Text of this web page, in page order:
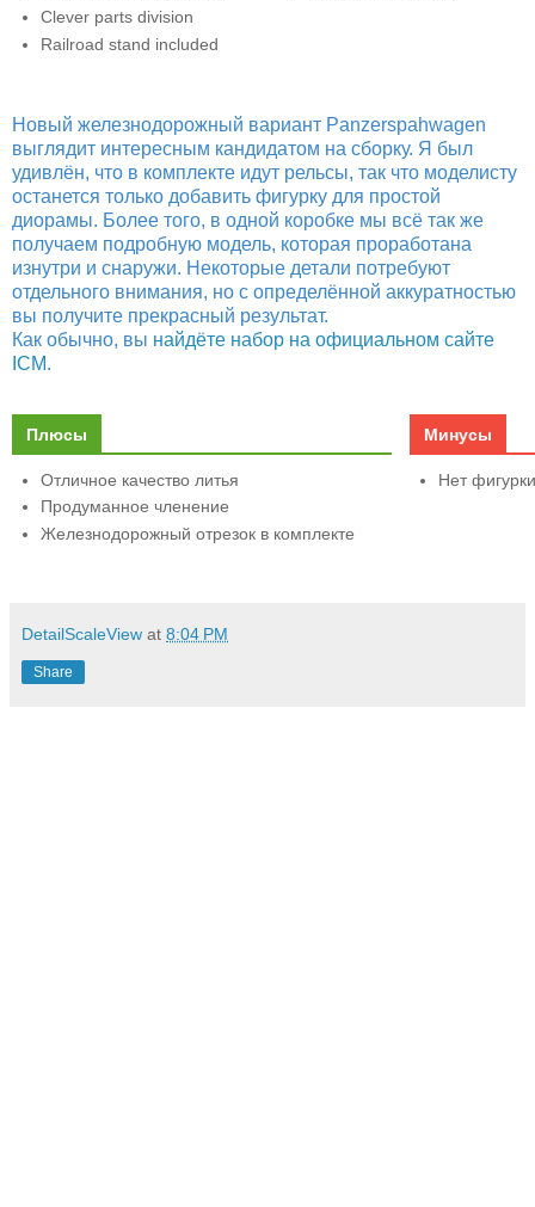
Clever parts division
Railroad stand included
Новый железнодорожный вариант Panzerspahwagen
выглядит интересным кандидатом на сборку. Я был
удивлён, что в комплекте идут рельсы, так что моделисту
останется только добавить фигурку для простой
диорамы. Более того, в одной коробке мы всё так же
получаем подробную модель, которая проработана
изнутри и снаружи. Некоторые детали потребуют
отдельного внимания, но с определённой аккуратностью
вы получите прекрасный результат.
Как обычно, вы найдёте набор на официальном сайте
ICM.
Плюсы
Отличное качество литья
Продуманное членение
Железнодорожный отрезок в комплекте
Минусы
Нет
DetailScaleView at 8:04 PM
Share